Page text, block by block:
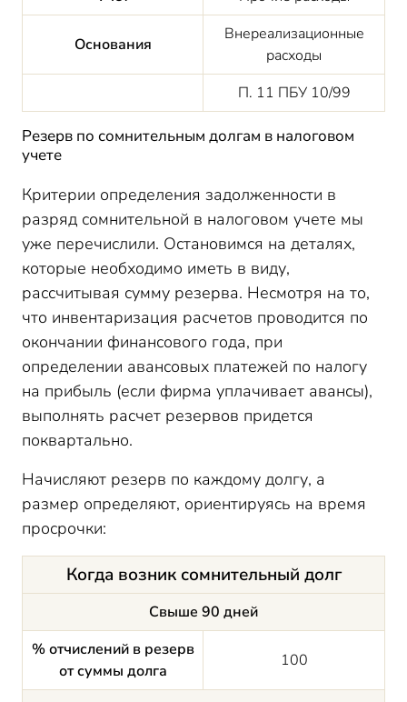
Основания
Внереализационные
расходы
П. 11 ПБУ 10/99
Резерв по сомнительным долгам в налоговом
учете
Критерии определения задолженности в
разряд сомнительной в налоговом учете мы
уже перечислили. Остановимся на деталях,
которые необходимо иметь в виду,
рассчитывая сумму резерва. Несмотря на то,
что инвентаризация расчетов проводится по
окончании финансового года, при
определении авансовых платежей по налогу
на прибыль (если фирма уплачивает авансы),
выполнять расчет резервов придется
поквартально.
Начисляют резерв по каждому долгу, а
размер определяют, ориентируясь на время
просрочки:
Когда возник сомнительный долг
Свыше 90 дней
% отчислений в резерв
от суммы долга
100